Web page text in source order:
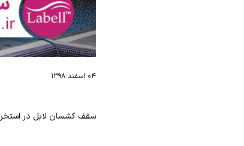
۰۴ اسفند ۱۳۹۸
سقف کشسان لابل در استخر